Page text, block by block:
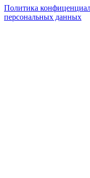
Политика
персональных данных